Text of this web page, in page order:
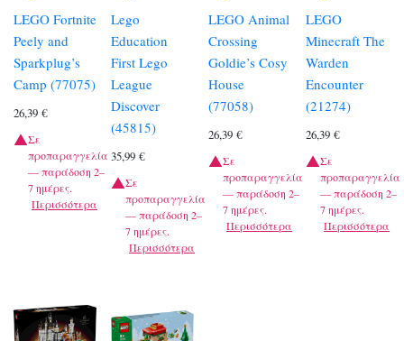
LEGO Fortnite
Peely and
Sparkplug’s
Camp (77075)
26,39 €
Σε
προπαραγγελία
— παράδοση 2–
7 ημέρες.
Περισσότερα
Lego
Education
First Lego
League
Discover
(45815)
35,99€
Σε
προπαραγγελία
— παράδοση 2–
7 ημέρες.
Περισσότερα
LEGO Animal
Crossing
Goldie’s Cosy
House
(77058)
26,39€
Σε
προπαραγγελία
— παράδοση 2–
7 ημέρες.
Περισσότερα
LEGO
Minecraft The
Warden
Encounter
(21274)
26,39€
Σε
προπαραγγελία
— παράδοση 2–
7 ημέρες.
Περισσότερα